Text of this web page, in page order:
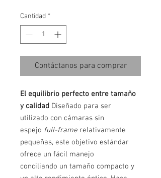
Cantidad *
Contáctanos para comprar
El equilibrio perfecto entre tamaño
y calidad Diseñado para ser
utilizado con cámaras sin
espejo full-frame relativamente
pequeñas, este objetivo estándar
ofrece un fácil manejo
conciliando un tamaño compacto y